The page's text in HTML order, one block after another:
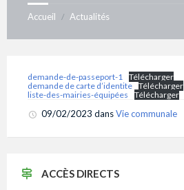
Accueil / Actualités
demande-de-passeport-1 Télécharger
demande de carte d’identite Télécharger
liste-des-mairies-équipées
Télécharger
09/02/2023 dansVie communale
ACCÈS DIRECTS